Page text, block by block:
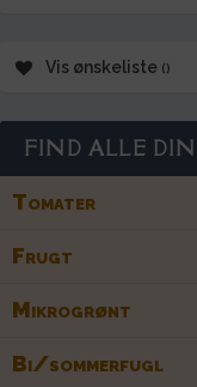
Vis ønskeliste
FIND ALLE
Tomater
Frugt
Mikrogrønt
Bi/sommerfugl